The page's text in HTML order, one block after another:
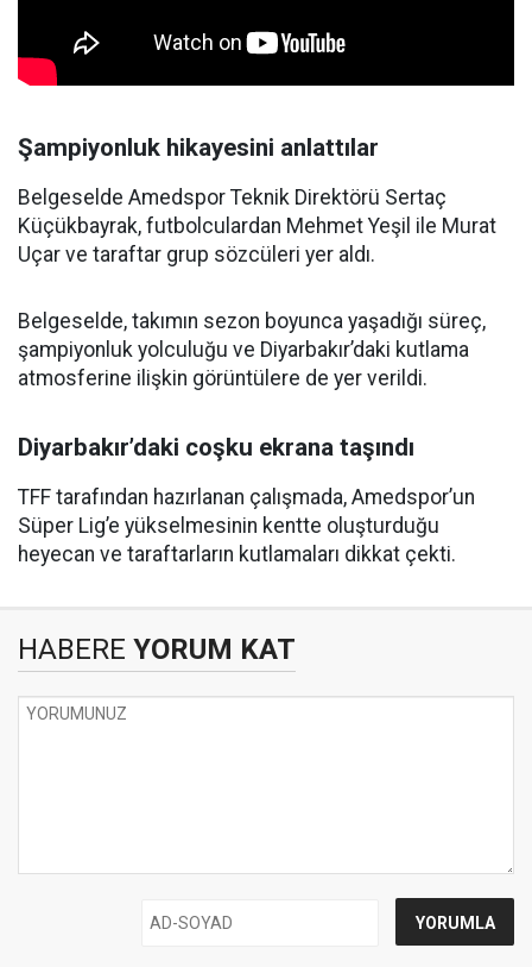
Şampiyonluk hikayesini anlattılar
Belgeselde Amedspor Teknik Direktörü Sertaç
Küçükbayrak, futbolculardan Mehmet Yeşil ile Murat
Uçar ve taraftar grup sözcüleri yer aldı.
Belgeselde, takımın sezon boyunca yaşadığı süreç,
şampiyonluk yolculuğu ve Diyarbakır’daki kutlama
atmosferine ilişkin görüntülere de yer verildi.
Diyarbakır’daki coşku ekrana taşındı
TFF tarafından hazırlanan çalışmada, Amedspor’un
Süper Lig’e yükselmesinin kentte oluşturduğu
heyecan ve taraftarların kutlamaları dikkat çekti.
HABERE YORUM KAT